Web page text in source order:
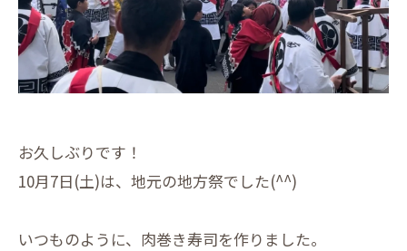
お久しぶりです！
10月7日(土)は、地元の地方祭でした(^^)
いつものように、肉巻き寿司を作りました。